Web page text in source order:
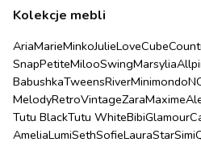
Kolekcje mebli
AriaMarieMinkoJulieLoveCube
SnapPetiteMilooSwingMarsylia
BabushkaTweensRiverMinimondo
MelodyRetroVintageZaraMaxime
Tutu BlackTutu WhiteBibiGlamour
AmeliaLumiSethSofieLauraStarSimi